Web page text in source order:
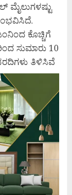
ಮೈಲುಗಳಷ್ಟು
ಕೊಚ್ಚಿಗೆ
ಸುಮಾರು 10
ತಿಳಿಸಿವೆ